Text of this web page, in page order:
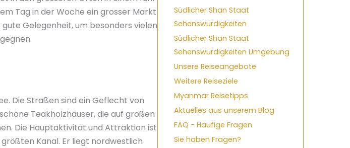
Tag in der Woche ein grosser Markt
Gelegenheit, um besonders vielen
Die Straßen sind ein Geflecht von
Teakholzhäuser, die auf großen
Die Hauptaktivität und Attraktion ist
Kanal. Er liegt nordwestlich
Südlicher Shan Staat
Sehenswürdigkeiten
Südlicher Shan Staat
Sehenswürdigkeiten Umgebung
Unsere Reiseangebote
Weitere Reiseziele
Myanmar Reisetipps
Aktuelles aus unserem Blog
FAQ - Häufige Fragen
Sie haben Fragen?